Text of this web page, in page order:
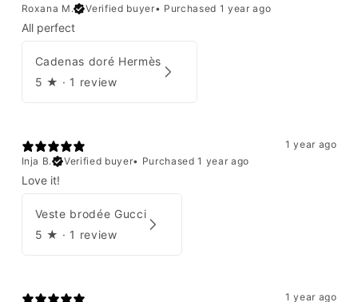
Roxana M.
Verified buyer• Purchased 1 year ago
All perfect
Cadenas doré Hermès
5 ★ · 1 review
1 year ago
Inja B.
Verified buyer• Purchased 1 year ago
Love it!
Veste brodée Gucci
5 ★ · 1 review
1 year ago